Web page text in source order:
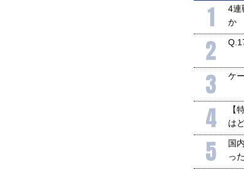
1
4連
か
2
3 ケ
4
【
は
5
国
っ